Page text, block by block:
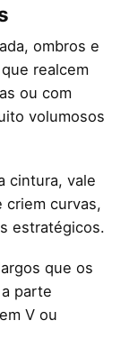
ombros e
realcem
ou com
volumosos
cintura, vale
criem curvas,
estratégicos.
que os
parte
V ou